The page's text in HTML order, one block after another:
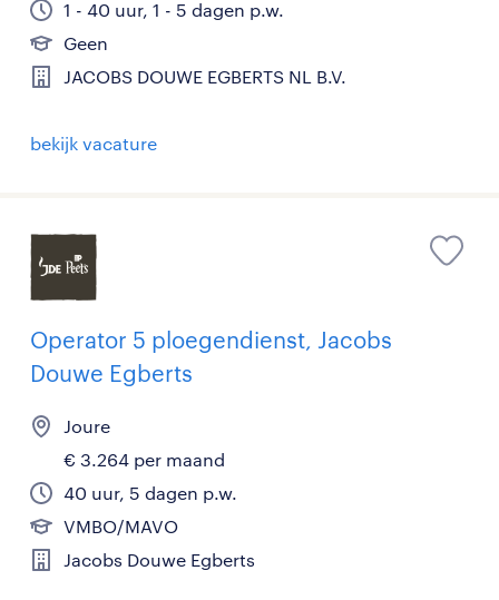
1 - 40 uur, 1 - 5 dagen p.w.
Geen
JACOBS DOUWE EGBERTS NL B.V.
bekijk vacature
Operator 5 ploegendienst, Jacobs
Douwe Egberts
Joure
€ 3.264 per maand
40 uur, 5 dagen p.w.
VMBO/MAVO
Jacobs Douwe Egberts